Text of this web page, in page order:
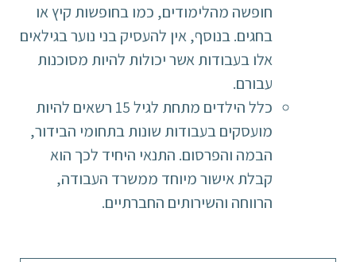
חופשה מהלימודים, כמו בחופשות קיץ או
בחגים. בנוסף, אין להעסיק בני נוער בגילאים
אלו בעבודות אשר יכולות להיות מסוכנות
עבורם.
כלל הילדים מתחת לגיל 15 רשאים להיות
מועסקים בעבודות שונות בתחומי הבידור,
הבמה והפרסום. התנאי היחיד לכך הוא
קבלת אישור מיוחד ממשרד העבודה,
הרווחה והשירותים החברתיים.